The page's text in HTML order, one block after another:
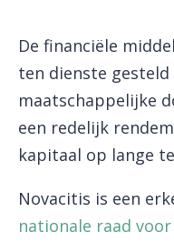
De financiële
ten dienste
maatschappelijke
een redelijk
kapitaal op lange
Novacitis is een
nationale raad